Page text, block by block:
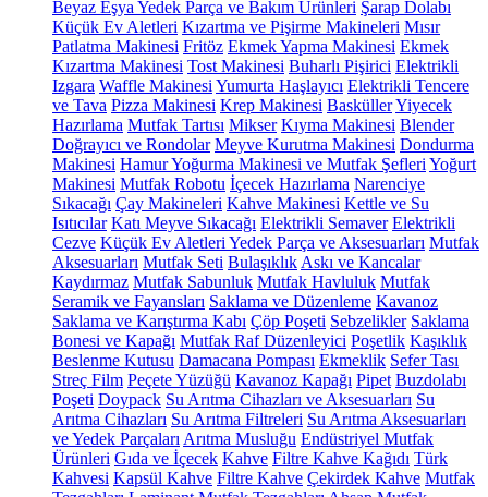
Beyaz Eşya Yedek Parça ve Bakım Ürünleri Şarap Dolabı
Küçük Ev Aletleri Kızartma ve Pişirme Makineleri Mısır
Patlatma Makinesi Fritöz Ekmek Yapma Makinesi Ekmek
Kızartma Makinesi Tost Makinesi Buharlı Pişirici Elektrikli
Izgara Waffle Makinesi Yumurta Haşlayıcı Elektrikli Tencere
ve Tava Pizza Makinesi Krep Makinesi BasküllerYiyecek
Hazırlama Mutfak Tartısı Mikser Kıyma Makinesi Blender
Doğrayıcı ve Rondolar Meyve Kurutma Makinesi Dondurma
Makinesi Hamur Yoğurma Makinesi ve Mutfak Şefleri Yoğurt
Makinesi Mutfak Robotu İçecek Hazırlama Narenciye
Sıkacağı Çay Makineleri Kahve Makinesi Kettle ve Su
Isıtıcılar Katı Meyve Sıkacağı Elektrikli Semaver Elektrikli
Cezve Küçük Ev Aletleri Yedek Parça ve Aksesuarları Mutfak
Aksesuarları Mutfak Seti Bulaşıklık Askı ve Kancalar
Kaydırmaz Mutfak Sabunluk Mutfak Havluluk Mutfak
Seramik ve Fayansları Saklama ve Düzenleme Kavanoz
Saklama ve Karıştırma Kabı Çöp Poşeti Sebzelikler Saklama
Bonesi ve Kapağı Mutfak Raf Düzenleyici Poşetlik Kaşıklık
Beslenme Kutusu Damacana Pompası Ekmeklik Sefer Tası
Streç Film Peçete Yüzüğü Kavanoz Kapağı Pipet Buzdolabı
Poşeti Doypack Su Arıtma Cihazları ve Aksesuarları Su
Arıtma Cihazları Su Arıtma Filtreleri Su Arıtma Aksesuarları
ve Yedek Parçaları Arıtma Musluğu Endüstriyel Mutfak
Ürünleri Gıda ve İçecek Kahve Filtre Kahve Kağıdı Türk
Kahvesi Kapsül Kahve Filtre Kahve Çekirdek Kahve Mutfak